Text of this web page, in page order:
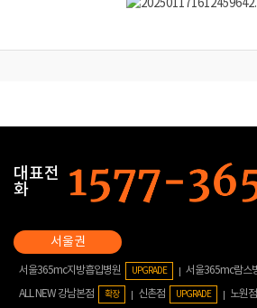
대표전
화
서울365mc지방흡입병원 UPGRADE 서울365mc람스
ALL NEW 강남본점 확장 신촌점 UPGRADE 노원점